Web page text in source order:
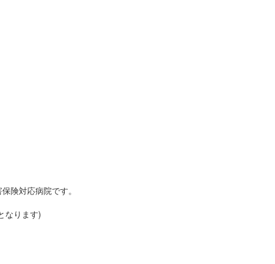
険対応病院です。
なります)